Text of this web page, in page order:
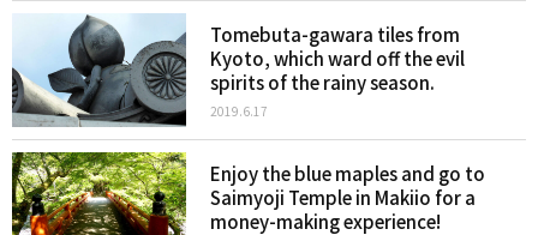
Tomebuta-gawara tiles from
Kyoto, which ward off the evil
spirits of the rainy season.
2019.6.17
Enjoy the blue maples and go to
Saimyoji Temple in Makiio for a
money-making experience!